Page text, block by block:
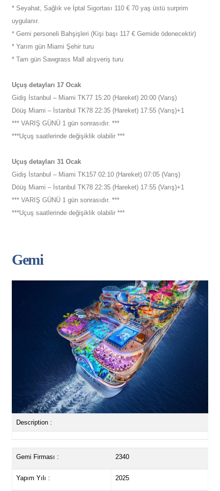
* Seyahat, Sağlık ve İptal Sigortası 110 € 70 yaş üstü surprim
uygulanır.
* Gemi personeli Bahşişleri (Kişi başı 117 € Gemide ödenecektir)
* Yarım gün Miami Şehir turu
* Tam gün Sawgrass Mall alışveriş turu
Uçuş detayları 17 Ocak
Gidiş İstanbul – Miami TK77 15:20 (Hareket) 20:00 (Varış)
Döüş Miami – İstanbul TK78 22:35 (Hareket) 17:55 (Varış)+1
*** VARIŞ GÜNÜ 1 gün sonrasıdır. ***
***Uçuş saatlerinde değişiklik olabilir ***
Uçuş detayları 31 Ocak
Gidiş İstanbul – Miami TK157 02:10 (Hareket) 07:05 (Varış)
Döüş Miami – İstanbul TK78 22:35 (Hareket) 17:55 (Varış)+1
*** VARIŞ GÜNÜ 1 gün sonrasıdır. ***
***Uçuş saatlerinde değişiklik olabilir ***
Gemi
Description :
Gemi Firması : 2340
Yapım Yılı : 2025